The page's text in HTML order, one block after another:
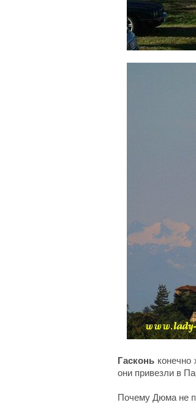
Гасконь
они привезли в
Почему Дюма не